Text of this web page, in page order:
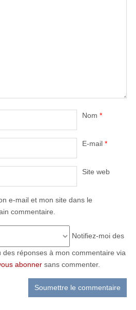
Nom *
E-mail *
Site web
e-mail et mon site dans le
commentaire.
Notifiez-moi des
réponses à mon commentaire via
abonnersans commenter.